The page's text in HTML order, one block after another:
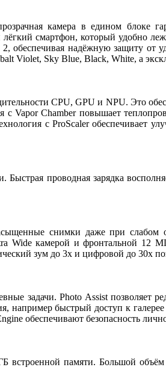
камера в едином блоке
смартфон, который удобно
надёжную защиту от
Violet, Sky Blue, Black, White, а
CPU, GPU и NPU. Это
Vapor Chamber повышает
с ProScaler обеспечивает
Быстрая проводная зарядка
снимки даже при слабом
камерой и фронтальной 12
зум до 3x и цифровой до 30x
задачи. Photo Assist позволяет
например быстрый доступ к
обеспечивают безопасность
памяти. Большой